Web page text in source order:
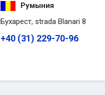
Румыния
Бухарест, strada Blanari 8
+40 (31) 229-70-96